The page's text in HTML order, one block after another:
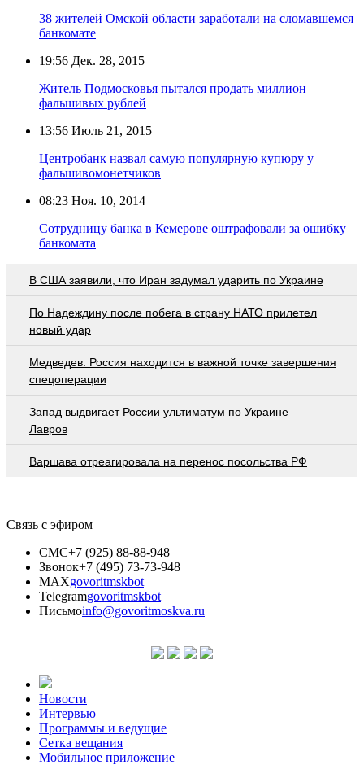
38 жителей Омской области заработали на сломавшемся
банкомате
19:56 Дек. 28, 2015
Житель Подмосковья пытался продать миллион
фальшивых рублей
13:56 Июль 21, 2015
Центробанк назвал самую популярную купюру у
фальшивомонетчиков
08:23 Ноя. 10, 2014
Сотрудницу банка в Кемерове оштрафовали за ошибку
банкомата
В США заявили, что Иран задумал ударить по Украине
По Надеждину после побега в страну НАТО прилетел
новый удар
Медведев: Россия находится в важной точке завершения
спецоперации
Запад выдвигает России ультиматум по Украине —
Лавров
Варшава отреагировала на перенос посольства РФ
Связь с эфиром
СМС+7 (925) 88-88-948
Звонок+7 (495) 73-73-948
MAXgovoritmskbot
Telegramgovoritmskbot
Письмоinfo@govoritmoskva.ru
Новости
Интервью
Программы и ведущие
Сетка вещания
Мобильное приложение